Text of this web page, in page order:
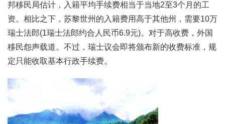
邦移民局估计，入籍平均手续费相当于当地2至3个月的工
资。相比之下，苏黎世州的入籍费用高于其他州，需要10万
瑞士法郎(1瑞士法郎约合人民币6.9元)。对于高收费，外国
移民怨声载道。不过，瑞士议会即将颁布新的收费标准，规
定只能收取基本行政手续费。